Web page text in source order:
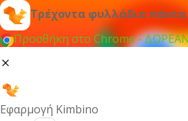
Τρέχοντα φυλλάδια
Προσθήκη στο Chrome -
Εφαρμογή Kimbino